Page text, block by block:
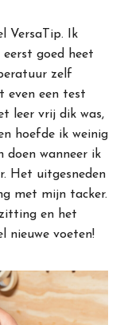
VersaTip. Ik
goed heet
zelf
even een test
leer vrij dik was,
hoefde ik weinig
doen wanneer ik
Het uitgesneden
met mijn tacker.
en het
nieuwe voeten!